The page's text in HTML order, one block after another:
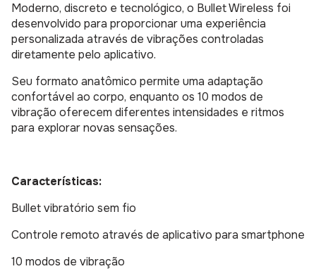
Moderno, discreto e tecnológico, o Bullet Wireless foi
desenvolvido para proporcionar uma experiência
personalizada através de vibrações controladas
diretamente pelo aplicativo.
Seu formato anatômico permite uma adaptação
confortável ao corpo, enquanto os 10 modos de
vibração oferecem diferentes intensidades e ritmos
para explorar novas sensações.
Características:
Bullet vibratório sem fio
Controle remoto através de aplicativo para smartphone
10 modos de vibração